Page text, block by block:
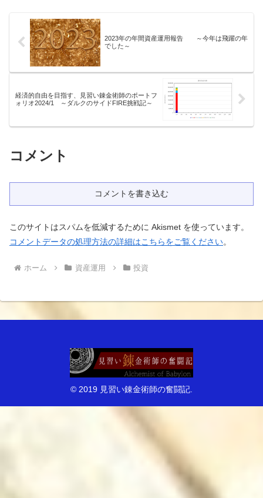
2023年の年間資産運用報告 ～今年は飛躍の年
でした～
経済的自由を目指す、見習い錬金術師のポートフ
ォリオ2024/1 ～ダルクのサイドFIRE挑戦記～
コメント
コメントを書き込む
このサイトはスパムを低減するために Akismet を使っています。
コメントデータの処理方法の詳細はこちらをご覧ください。
ホーム 資産運用 投資
© 2019 見習い錬金術師の奮闘記.